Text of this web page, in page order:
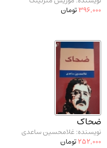
396,000تومان
ضحاک
نویسنده: غلامحسین ساعدی
252,000تومان